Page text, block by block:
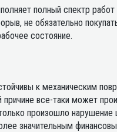
полный спектр работ
не обязательно
состояние.
к механическим
все-таки может
произошло нарушение
значительным